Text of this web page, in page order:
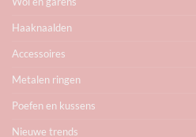
Haaknaalden
Accessoires
Metalen ringen
Poefen en kussens
Nieuwe trends